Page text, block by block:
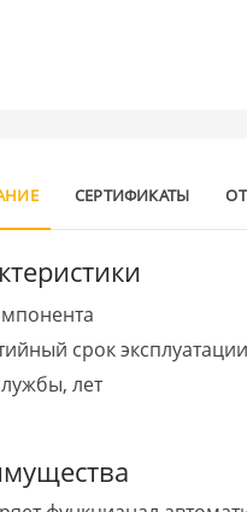
СЕРТИФИКАТЫ
срок
лет